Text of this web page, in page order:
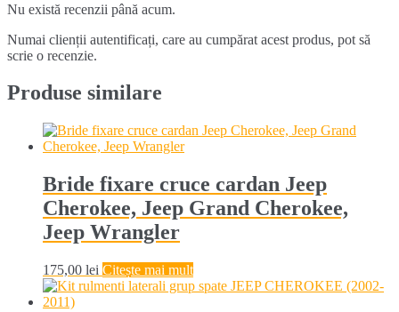
Nu există recenzii până acum.
Numai clienții autentificați, care au cumpărat acest produs, pot să
scrie o recenzie.
Produse similare
Bride fixare cruce cardan Jeep
Cherokee, Jeep Grand Cherokee,
Jeep Wrangler
175,00 lei Citește mai mult